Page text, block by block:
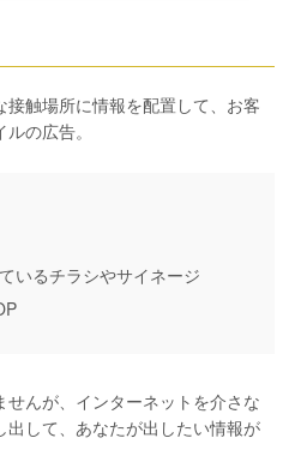
触場所に情報を配置して、お客
の広告。
いるチラシやサイネージ
んが、インターネットを介さな
して、あなたが出したい情報が